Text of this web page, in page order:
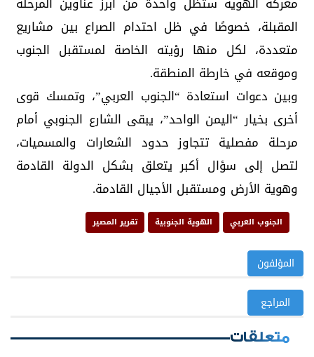
المقبلة، خصوصًا في ظل احتدام الصراع بين مشاريع
متعددة، لكل منها رؤيته الخاصة لمستقبل الجنوب
وموقعه في خارطة المنطقة.
وبين دعوات استعادة “الجنوب العربي”، وتمسك قوى
أخرى بخيار “اليمن الواحد”، يبقى الشارع الجنوبي أمام
مرحلة مفصلية تتجاوز حدود الشعارات والمسميات،
لتصل إلى سؤال أكبر يتعلق بشكل الدولة القادمة
وهوية الأرض ومستقبل الأجيال القادمة.
الجنوب العربي الهوية الجنوبية تقرير المصير
المؤلفون
المراجع
متعلقات